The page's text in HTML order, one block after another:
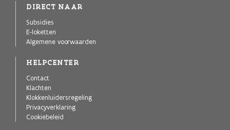
DIRECT NAAR
Subsidies
E-loketten
Algemene voorwaarden
HELPCENTER
Contact
Klachten
Klokkenluidersregeling
Privacyverklaring
Cookiebeleid